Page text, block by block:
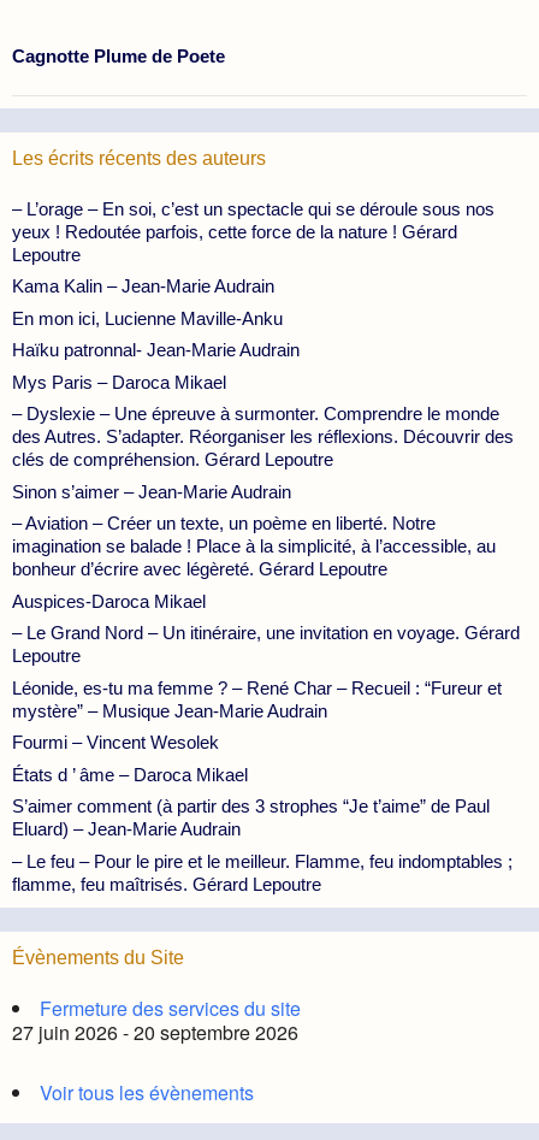
Cagnotte Plume de Poete
Les écrits récents des auteurs
– L’orage – En soi, c’est un spectacle qui se déroule sous nos
yeux ! Redoutée parfois, cette force de la nature ! Gérard
Lepoutre
Kama Kalin – Jean-Marie Audrain
En mon ici, Lucienne Maville-Anku
Haïku patronnal- Jean-Marie Audrain
Mys Paris – Daroca Mikael
– Dyslexie – Une épreuve à surmonter. Comprendre le monde
des Autres. S’adapter. Réorganiser les réflexions. Découvrir des
clés de compréhension. Gérard Lepoutre
Sinon s’aimer – Jean-Marie Audrain
– Aviation – Créer un texte, un poème en liberté. Notre
imagination se balade ! Place à la simplicité, à l’accessible, au
bonheur d’écrire avec légèreté. Gérard Lepoutre
Auspices-Daroca Mikael
– Le Grand Nord – Un itinéraire, une invitation en voyage. Gérard
Lepoutre
Léonide, es-tu ma femme ? – René Char – Recueil : “Fureur et
mystère” – Musique Jean-Marie Audrain
Fourmi – Vincent Wesolek
États d ’ âme – Daroca Mikael
S’aimer comment (à partir des 3 strophes “Je t’aime” de Paul
Eluard) – Jean-Marie Audrain
– Le feu – Pour le pire et le meilleur. Flamme, feu indomptables ;
flamme, feu maîtrisés. Gérard Lepoutre
Évènements du Site
Fermeture des services du site
27 juin 2026 - 20 septembre 2026
Voir tous les évènements